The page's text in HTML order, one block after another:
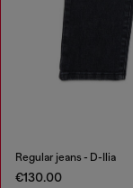
Regular jeans - D-Ilia
€130.00